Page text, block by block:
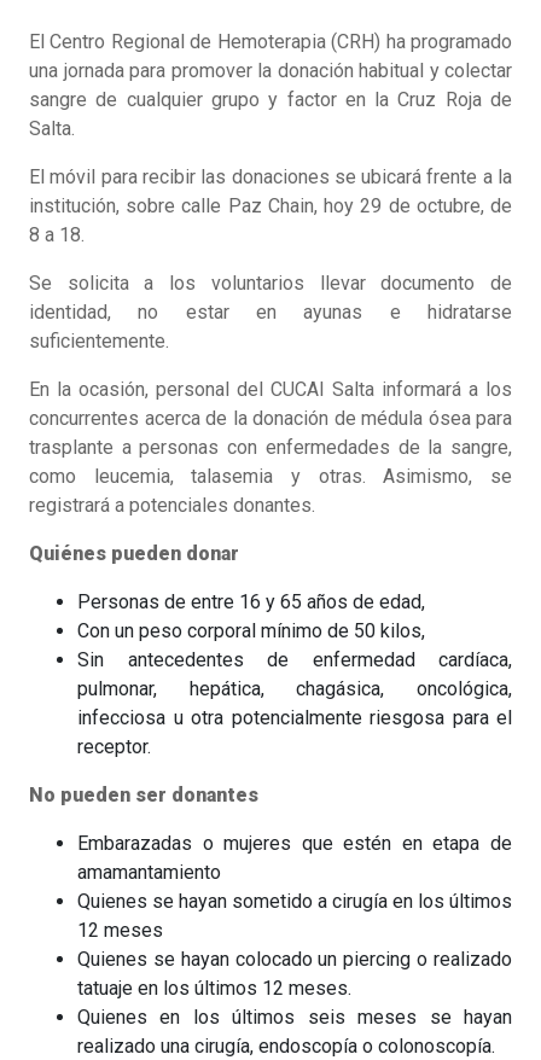
El Centro Regional de Hemoterapia (CRH) ha programado
una jornada para promover la donación habitual y colectar
sangre de cualquier grupo y factor en la Cruz Roja de
Salta.
El móvil para recibir las donaciones se ubicará frente a la
institución, sobre calle Paz Chain, hoy 29 de octubre, de
8 a 18.
Se solicita a los voluntarios llevar documento de
identidad, no estar en ayunas e hidratarse
suficientemente.
En la ocasión, personal del CUCAI Salta informará a los
concurrentes acerca de la donación de médula ósea para
trasplante a personas con enfermedades de la sangre,
como leucemia, talasemia y otras. Asimismo, se
registrará a potenciales donantes.
Quiénes pueden donar
Personas de entre 16 y 65 años de edad,
Con un peso corporal mínimo de 50 kilos,
Sin antecedentes de enfermedad cardíaca,
pulmonar, hepática, chagásica, oncológica,
infecciosa u otra potencialmente riesgosa para el
receptor.
No pueden ser donantes
Embarazadas o mujeres que estén en etapa de
amamantamiento
Quienes se hayan sometido a cirugía en los últimos
12 meses
Quienes se hayan colocado un piercing o realizado
tatuaje en los últimos 12 meses.
Quienes en los últimos seis meses se hayan
realizado una cirugía, endoscopía o colonoscopía.